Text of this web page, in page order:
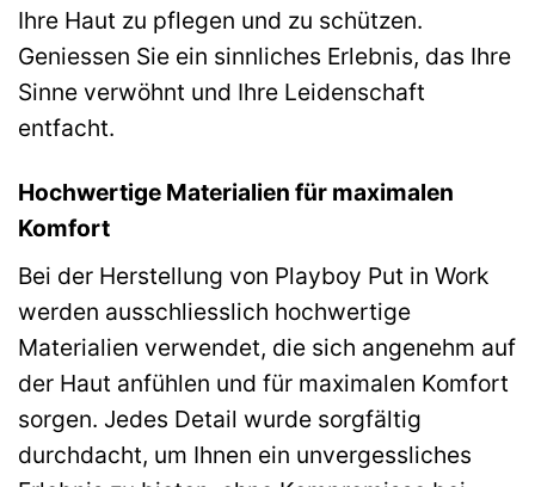
Ihre Haut zu pflegen und zu schützen.
Geniessen Sie ein sinnliches Erlebnis, das Ihre
Sinne verwöhnt und Ihre Leidenschaft
entfacht.
Hochwertige Materialien für maximalen
Komfort
Bei der Herstellung von Playboy Put in Work
werden ausschliesslich hochwertige
Materialien verwendet, die sich angenehm auf
der Haut anfühlen und für maximalen Komfort
sorgen. Jedes Detail wurde sorgfältig
durchdacht, um Ihnen ein unvergessliches